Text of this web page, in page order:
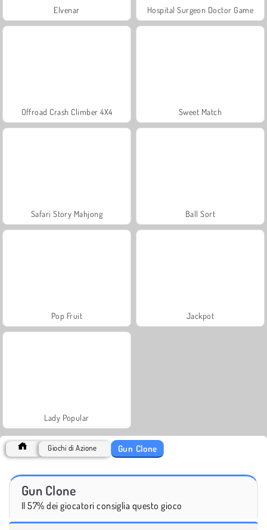
Elvenar Hospital Surgeon Doctor Game
Offroad Crash Climber 4X4 Sweet Match
Safari Story Mahjong Ball Sort
Pop Fruit Jackpot
Lady Popular
Giochi di Azione Gun Clone
Gun Clone
Il 57% dei giocatori consiglia questo gioco